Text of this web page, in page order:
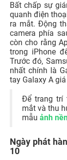
Bất chấp sự
quanh điện
ra mắt. Động
camera phía
còn cho rằng
trong iPhone
Trước đó,
nhất chính là
tay Galaxy A
Để trang trí
mắt và thu
mẫu ảnh
Ngày phát
10